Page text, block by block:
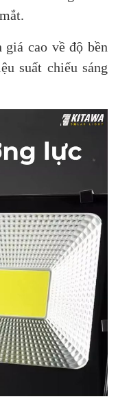
cao về độ bền
suất chiếu sáng